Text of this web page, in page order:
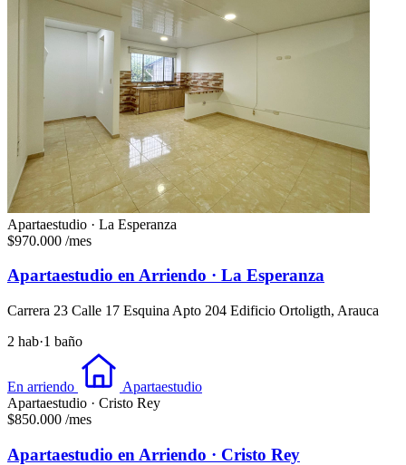
Apartaestudio · La Esperanza
$970.000 /mes
Apartaestudio en Arriendo · La Esperanza
Carrera 23 Calle 17 Esquina Apto 204 Edificio Ortoligth, Arauca
2 hab·1 baño
En arriendo
Apartaestudio
Apartaestudio · Cristo Rey
$850.000 /mes
Apartaestudio en Arriendo · Cristo Rey